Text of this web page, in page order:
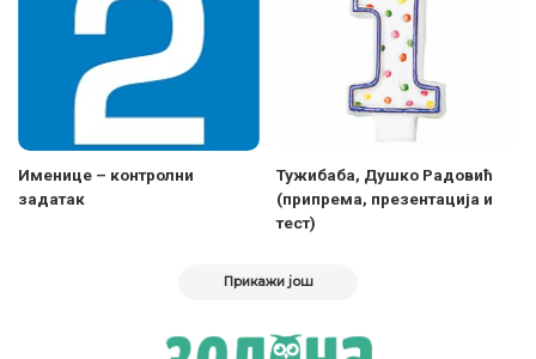
Именице – контролни
задатак
Тужибаба, Душко Радовић
(припрема, презентација и
тест)
Прикажи још